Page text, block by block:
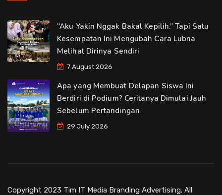
“Aku Yakin Nggak Bakal Kepilih.” Tapi Satu
Kesempatan Ini Mengubah Cara Lubna
Melihat Dirinya Sendiri
7 August 2026
Apa yang Membuat Delapan Siswa Ini
Berdiri di Podium? Ceritanya Dimulai Jauh
Sebelum Pertandingan
29 July 2026
Copyright 2023 Tim IT Media Branding Advertising. All